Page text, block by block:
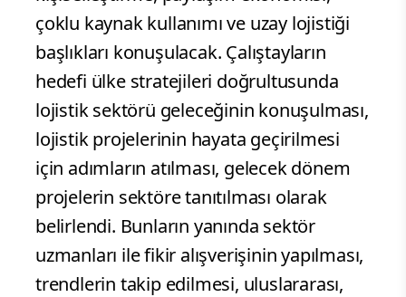
çoklu kaynak kullanımı ve uzay lojistiği
başlıkları konuşulacak. Çalıştayların
hedefi ülke stratejileri doğrultusunda
lojistik sektörü geleceğinin konuşulması,
lojistik projelerinin hayata geçirilmesi
için adımların atılması, gelecek dönem
projelerin sektöre tanıtılması olarak
belirlendi. Bunların yanında sektör
uzmanları ile fikir alışverişinin yapılması,
trendlerin takip edilmesi, uluslararası,